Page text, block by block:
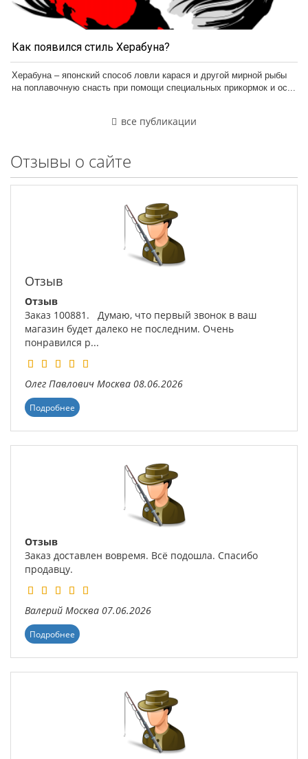
Как появился стиль Херабуна?
Херабуна – японский способ ловли карася и другой мирной рыбы
на поплавочную снасть при помощи специальных прикормок и ос...
все публикации
Отзывы о сайте
Отзыв
Отзыв
Заказ 100881. Думаю, что первый звонок в ваш
магазин будет далеко не последним. Очень
понравился р...
Олег Павлович Москва 08.06.2026
Подробнее
Отзыв
Заказ доставлен вовремя. Всё подошла. Спасибо
продавцу.
Валерий Москва 07.06.2026
Подробнее